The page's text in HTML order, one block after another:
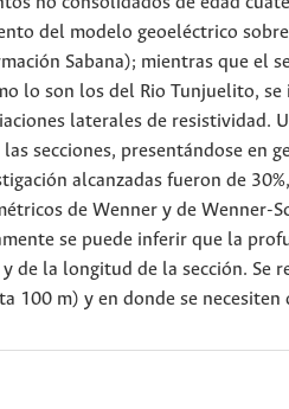
del modelo geoeléctrico
Sabana); mientras que el
lo son los del Rio Tunjuelito,
laterales de resistividad.
secciones, presentándose en
alcanzadas fueron de
de Wenner y de Wenner-
se puede inferir que la
de la longitud de la sección. Se
100 m) y en donde se